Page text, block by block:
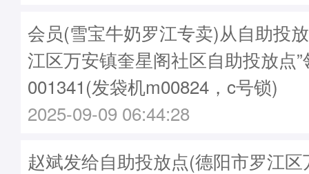
会员(雪宝牛奶罗江专卖)从自助投
江区万安镇奎星阁社区自助投放点
001341(发袋机m00824，c号锁)
2025-09-09 06:44:28
赵斌发给自助投放点(德阳市罗江